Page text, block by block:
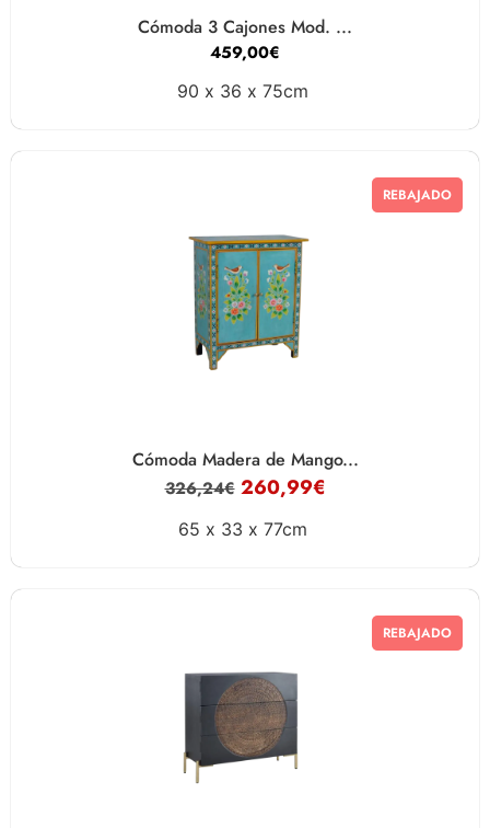
Cómoda 3 Cajones Mod. ...
459,00€
90 x 36 x 75cm
REBAJADO
Cómoda Madera de Mango...
326,24€ 260,99€
65 x 33 x 77cm
REBAJADO